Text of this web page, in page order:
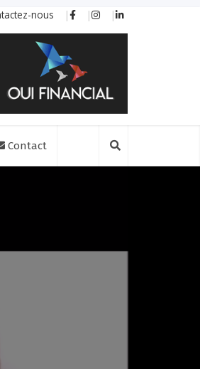
nous
Contact